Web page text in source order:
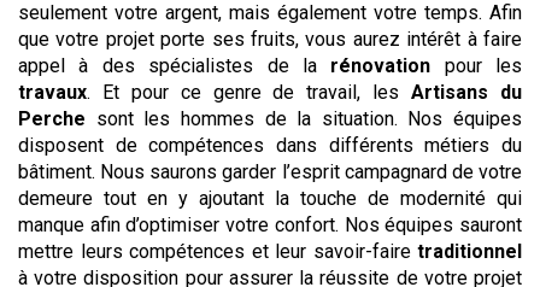
seulement votre argent, mais également votre temps. Afin
que votre projet porte ses fruits, vous aurez intérêt à faire
appel à des spécialistes de la rénovation pour les
travaux. Et pour ce genre de travail, lesArtisans du
Perche sont les hommes de la situation. Nos équipes
disposent de compétences dans différents métiers du
bâtiment. Nous saurons garder l’esprit campagnard de votre
demeure tout en y ajoutant la touche de modernité qui
manque afin d’optimiser votre confort. Nos équipes sauront
mettre leurs compétences et leur savoir-faire traditionnel
à votre disposition pour assurer la réussite de votre projet